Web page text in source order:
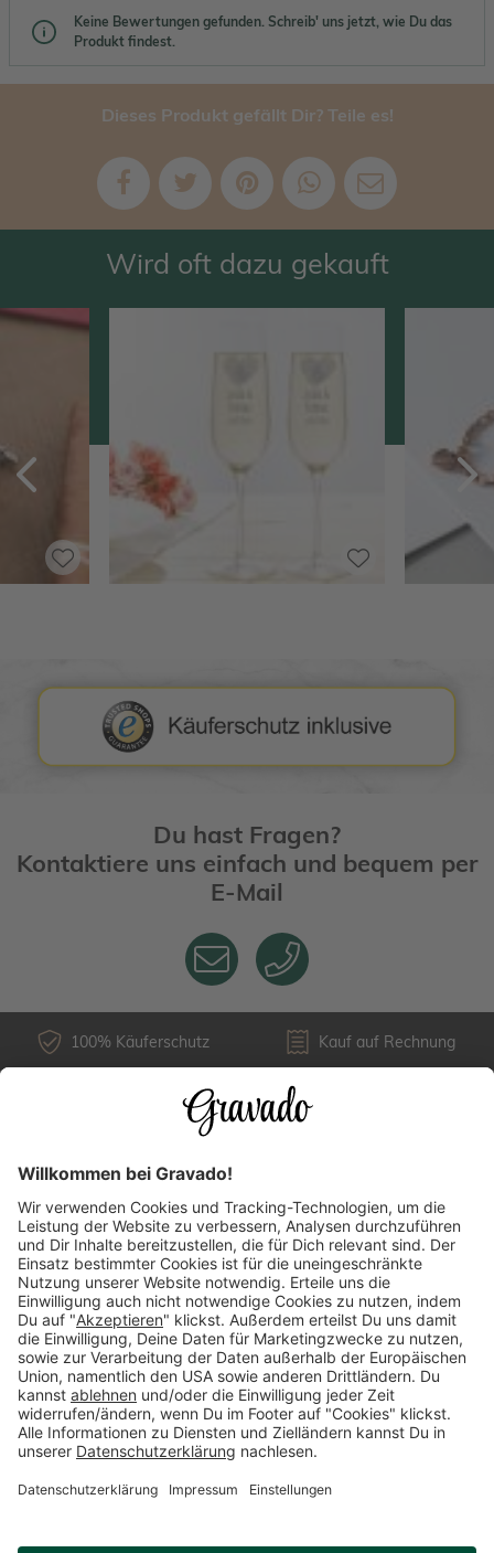
Keine Bewertungen gefunden. Schreib' uns jetzt, wie Du das
Produkt findest.
Dieses Produkt gefällt Dir? Teile es!
Wird oft dazu gekauft
Zurück
Du hast Fragen?
Kontaktiere uns einfach und bequem per
E-Mail
100% Käuferschutz Kauf auf Rechnung
Über uns
Versandarten
Länderauswahl
Zahlungsarten
Mehr Inspirationen finden: